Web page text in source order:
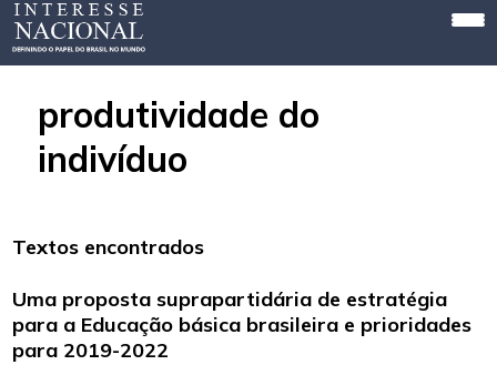
produtividade do
indivíduo
Textos encontrados
Uma proposta suprapartidária de estratégia
para a Educação básica brasileira e prioridades
para 2019-2022